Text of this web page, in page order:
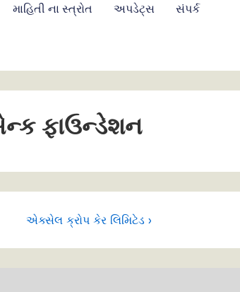
માહિતી ના સ્ત્રોત અપડેટ્સ સંપર્ક
ફાઉન્ડેશન
એક્સેલ ક્રોપ કેર લિમિટેડ ›